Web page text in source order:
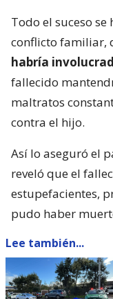
Todo el suceso
conflicto familiar,
habría
fallecido
maltratos
contra el hijo.
Así lo aseguró el
reveló que el
estupefacientes,
pudo haber
Lee también...